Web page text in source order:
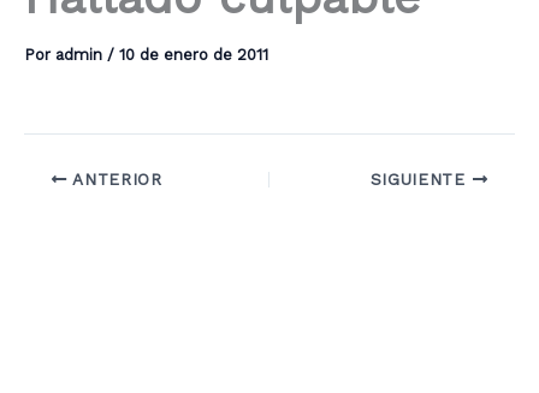
Por admin / 10 de enero de 2011
ANTERIOR SIGUIENTE